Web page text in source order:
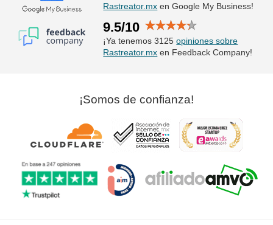
Rastreator.mx en Google My Business!
9.5/10
¡Ya tenemos 3125opiniones sobre
Rastreator.mx en Feedback Company!
¡Somos de confianza!